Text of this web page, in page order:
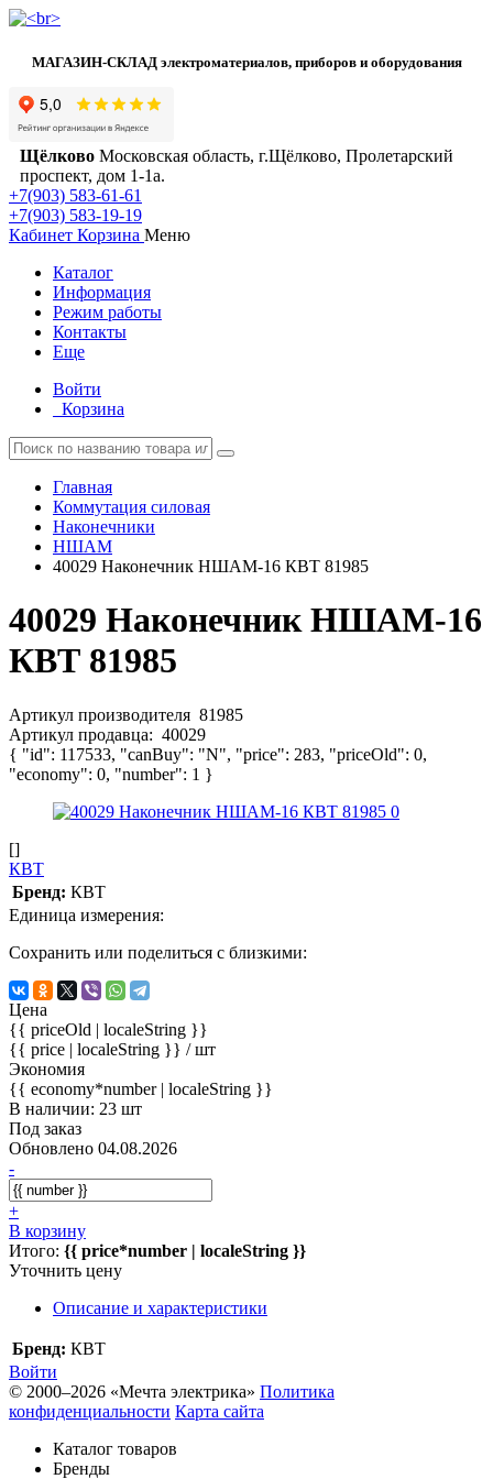
МАГАЗИН-СКЛАД электроматериалов, приборов и оборудования
Щёлково Московская область, г.Щёлково, Пролетарский
проспект, дом 1‑1а.
+7(903) 583-61-61
+7(903) 583-19-19
Кабинет Корзина Меню
Каталог
Информация
Режим работы
Контакты
Еще
Войти
Корзина
Главная
Коммутация силовая
Наконечники
НШАМ
40029 Наконечник НШАМ-16 КВТ 81985
40029 Наконечник НШАМ-16
КВТ 81985
Артикул производителя 81985
Артикул продавца: 40029
{ "id": 117533, "canBuy": "N", "price": 283, "priceOld": 0,
"economy": 0, "number": 1 }
[]
КВТ
Бренд: КВТ
Единица измерения:
Сохранить или поделиться с близкими:
Цена
{{ priceOld | localeString }}
{{ price | localeString }} / шт
Экономия
{{ economy*number | localeString }}
В наличии: 23 шт
Под заказ
Обновлено 04.08.2026
-
+
В корзину
Итого: {{ price*number | localeString }}
Уточнить цену
Описание и характеристики
Бренд: КВТ
Войти
© 2000–2026 «Мечта электрика» Политика
конфиденциальности Карта сайта
Каталог товаров
Бренды